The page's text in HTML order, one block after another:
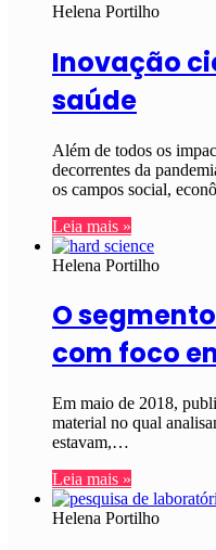
Helena Portilho
Inovação
saúde
Além de todos os
decorrentes da
os campos social,
Leia mais »
Helena Portilho
O
com foco
Em maio de 2018,
material no qual
estavam,…
Leia mais »
Helena Portilho